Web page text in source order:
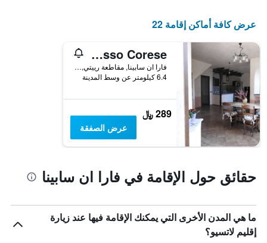
عرض كافة أماكن إقامة 22
alloggio turistico confortevole Passo Corese
فارا ان سابينا, مقاطعة رييتي, إيطاليا
6.4 كيلومتر عن وسط المدينة
289 ﷼
عرض الصفقة
حقائق حول الإقامة في فارا ان سابينا
ما هي المدن الأخرى التي يمكنك الإقامة فيها عند زيارة
إقليم لاتسيو؟